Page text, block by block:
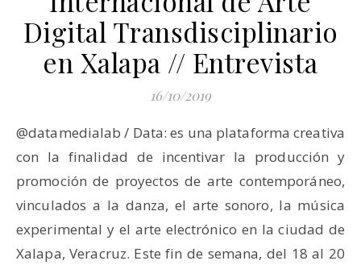
Digital Transdisciplinario
en Xalapa // Entrevista
16/10/2019
@datamedialab / Data: es una plataforma creativa
con la finalidad de incentivar la producción y
promoción de proyectos de arte contemporáneo,
vinculados a la danza, el arte sonoro, la música
experimental y el arte electrónico en la ciudad de
Xalapa, Veracruz. Este fin de semana, del 18 al 20